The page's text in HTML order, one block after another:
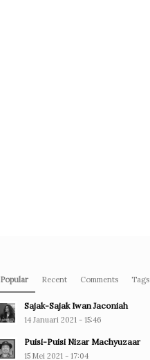
Popular Recent Comments Tags
Sajak-Sajak Iwan Jaconiah
14 Januari 2021 - 15:46
Puisi-Puisi Nizar Machyuzaar
15 Mei 2021 - 17:04